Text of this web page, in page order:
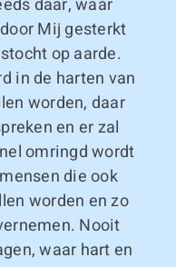
daar, waar
Mij gesterkt
op aarde.
in de harten van
worden, daar
en er zal
omringd wordt
die ook
worden en zo
Nooit
waar hart en